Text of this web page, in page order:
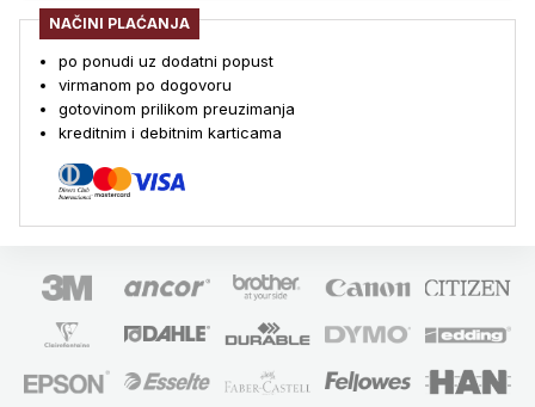
NAČINI PLAĆANJA
po ponudi uz dodatni popust
virmanom po dogovoru
gotovinom prilikom preuzimanja
kreditnim i debitnim karticama